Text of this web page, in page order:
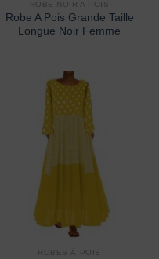
ROBE NOIR A POIS
Robe A Pois Grande Taille
Longue Noir Femme
ROBES À POIS